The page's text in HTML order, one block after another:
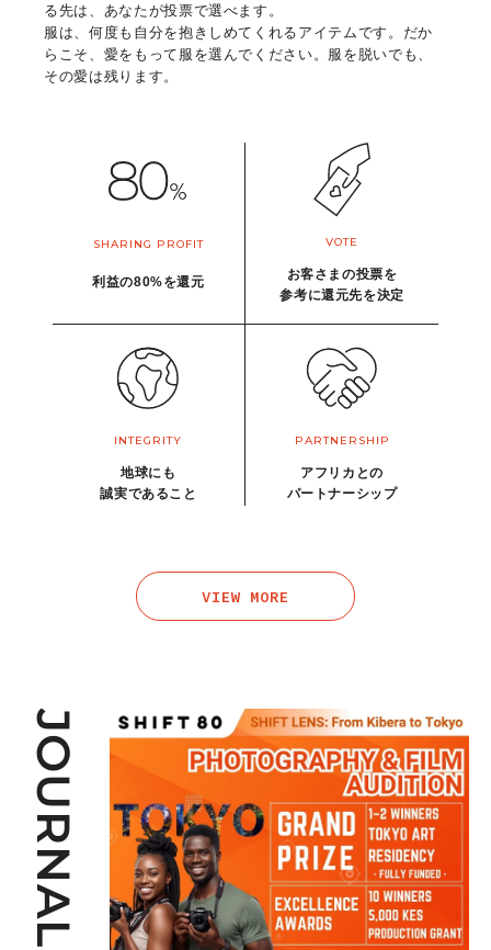
る先は、あなたが投票で選べます。
服は、何度も自分を抱きしめてくれるアイテムです。だか
らこそ、愛をもって服を選んでください。服を脱いでも、
その愛は残ります。
SHARING PROFIT
利益の80%を還元
VOTE
お客さまの投票を
参考に還元先を決定
INTEGRITY
地球にも
誠実であること
PARTNERSHIP
アフリカとの
パートナーシップ
VIEW MORE
JOURNAL